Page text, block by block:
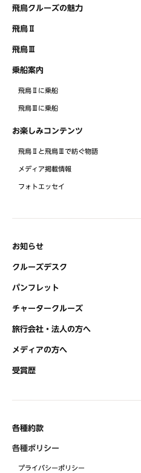
飛鳥クルーズの魅力
飛鳥Ⅱ
飛鳥Ⅲ
乗船案内
飛鳥Ⅱに乗船
飛鳥Ⅲに乗船
お楽しみコンテンツ
飛鳥Ⅱと飛鳥Ⅲで紡ぐ物語
メディア掲載情報
フォトエッセイ
お知らせ
クルーズデスク
パンフレット
チャータークルーズ
旅行会社・法人の方へ
メディアの方へ
受賞歴
各種約款
各種ポリシー
プライバシーポリシー